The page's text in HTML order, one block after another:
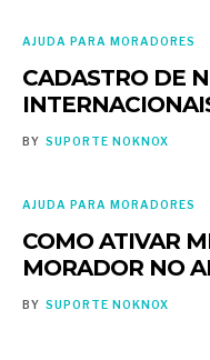
AJUDA PARA MORADORES
CADASTRO DE
BY SUPORTE NOKNOX
AJUDA PARA MORADORES
COMO ATIVAR
MORADOR NO
BY SUPORTE NOKNOX